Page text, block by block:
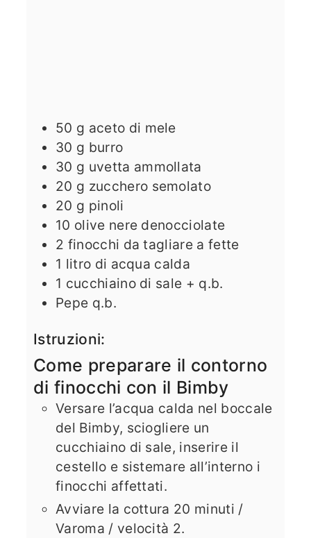
50 g aceto di mele
30 g burro
30 g uvetta ammollata
20 g zucchero semolato
20 g pinoli
10 olive nere denocciolate
2 finocchi da tagliare a fette
1 litro di acqua calda
1 cucchiaino di sale + q.b.
Pepe q.b.
Istruzioni:
Come preparare il contorno
di finocchi con il Bimby
Versare l’acqua calda nel boccale
del Bimby, sciogliere un
cucchiaino di sale, inserire il
cestello e sistemare all’interno i
finocchi affettati.
Avviare la cottura 20 minuti /
Varoma / velocità 2.